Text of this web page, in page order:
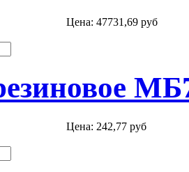
Цена: 47731,69 руб
Цена: 242,77 руб